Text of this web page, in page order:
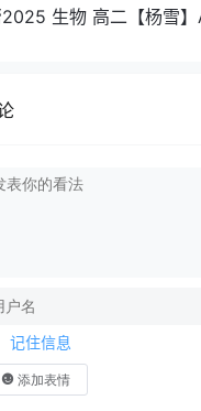
生物 高二【杨雪
记住信息
添加表情